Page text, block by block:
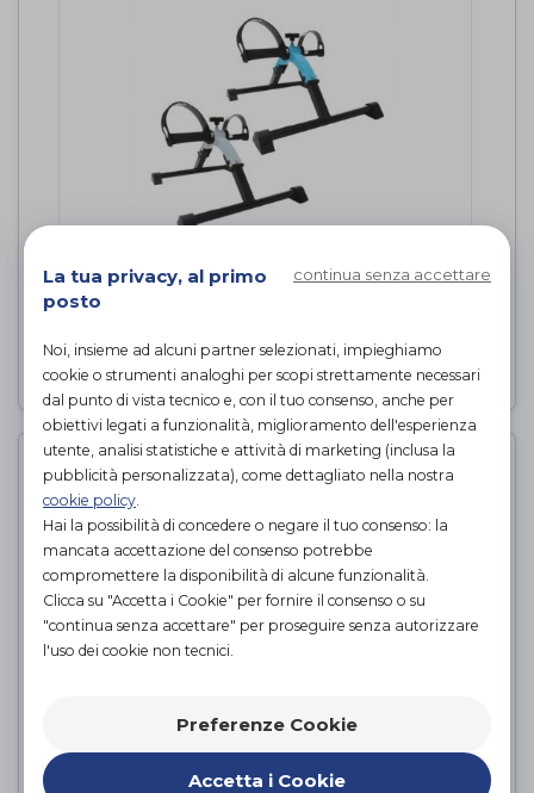
Pedaliera pieghevole
diIntermed
PROVA E ACQUISTA IN NEGOZIO
Pedaliera in acciaio cromato
di
La tua privacy, al primo
posto
continua senza accettare
Noi, insieme ad alcuni partner selezionati, impieghiamo
cookie o strumenti analoghi per scopi strettamente necessari
dal punto di vista tecnico e, con il tuo consenso, anche per
obiettivi legati a funzionalità, miglioramento dell'esperienza
utente, analisi statistiche e attività di marketing (inclusa la
pubblicità personalizzata), come dettagliato nella nostra
cookie policy
Hai la possibilità di concedere o negare il tuo consenso: la
mancata accettazione del consenso potrebbe
compromettere la disponibilità di alcune funzionalità.
Clicca su "Accetta i Cookie" per fornire il consenso o su
"continua senza accettare" per proseguire senza autorizzare
l'uso dei cookie non tecnici.
Preferenze Cookie
Accetta i Cookie